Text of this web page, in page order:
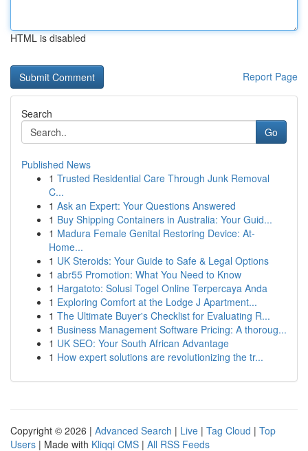
HTML is disabled
Report Page
Search
Go
Published News
1 Trusted Residential Care Through Junk Removal
C...
1 Ask an Expert: Your Questions Answered
1 Buy Shipping Containers in Australia: Your Guid...
1 Madura Female Genital Restoring Device: At-
Home...
1 UK Steroids: Your Guide to Safe & Legal Options
1 abr55 Promotion: What You Need to Know
1 Hargatoto: Solusi Togel Online Terpercaya Anda
1 Exploring Comfort at the Lodge J Apartment...
1 The Ultimate Buyer's Checklist for Evaluating R...
1 Business Management Software Pricing: A thoroug...
1 UK SEO: Your South African Advantage
1 How expert solutions are revolutionizing the tr...
Copyright © 2026 | Advanced Search | Live | Tag Cloud | Top
Users | Made with Kliqqi CMS | All RSS Feeds